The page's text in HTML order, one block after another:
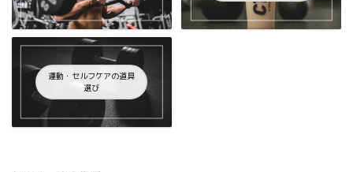
運動・セルフケアの道具
選び